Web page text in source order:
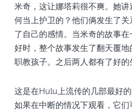
米奇，这让娜塔莉很不爽。她
何当上护卫的？他们俩发生了
了自己的感情。当米奇的故事
好时，整个故事发生了翻天覆
职教孩子。之后两人都有了好的
这是在Hulu上流传的几部最好的
如果在中断的情况下观看，它